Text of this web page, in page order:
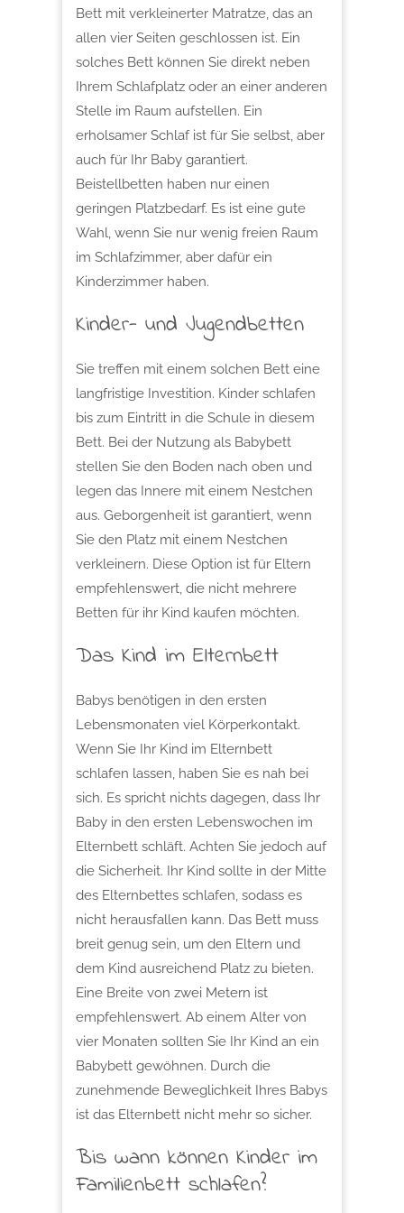
Bett mit verkleinerter Matratze, das an
allen vier Seiten geschlossen ist. Ein
solches Bett können Sie direkt neben
Ihrem Schlafplatz oder an einer anderen
Stelle im Raum aufstellen. Ein
erholsamer Schlaf ist für Sie selbst, aber
auch für Ihr Baby garantiert.
Beistellbetten haben nur einen
geringen Platzbedarf. Es ist eine gute
Wahl, wenn Sie nur wenig freien Raum
im Schlafzimmer, aber dafür ein
Kinderzimmer haben.
Kinder- und Jugendbetten
Sie treffen mit einem solchen Bett eine
langfristige Investition. Kinder schlafen
bis zum Eintritt in die Schule in diesem
Bett. Bei der Nutzung als Babybett
stellen Sie den Boden nach oben und
legen das Innere mit einem Nestchen
aus. Geborgenheit ist garantiert, wenn
Sie den Platz mit einem Nestchen
verkleinern. Diese Option ist für Eltern
empfehlenswert, die nicht mehrere
Betten für ihr Kind kaufen möchten.
Das Kind im Elternbett
Babys benötigen in den ersten
Lebensmonaten viel Körperkontakt.
Wenn Sie Ihr Kind im Elternbett
schlafen lassen, haben Sie es nah bei
sich. Es spricht nichts dagegen, dass Ihr
Baby in den ersten Lebenswochen im
Elternbett schläft. Achten Sie jedoch auf
die Sicherheit. Ihr Kind sollte in der Mitte
des Elternbettes schlafen, sodass es
nicht herausfallen kann. Das Bett muss
breit genug sein, um den Eltern und
dem Kind ausreichend Platz zu bieten.
Eine Breite von zwei Metern ist
empfehlenswert. Ab einem Alter von
vier Monaten sollten Sie Ihr Kind an ein
Babybett gewöhnen. Durch die
zunehmende Beweglichkeit Ihres Babys
ist das Elternbett nicht mehr so sicher.
Bis wann können Kinder im
Familienbett schlafen?